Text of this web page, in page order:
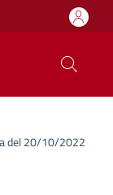
del 20/10/2022